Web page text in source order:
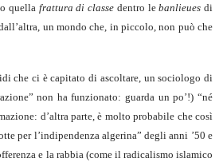
quella frattura di classe dentro lebanlieues di
un mondo che, in piccolo, non può che
che ci è capitato di ascoltare, un sociologo di
non ha funzionato: guarda un po’!) “né
d’altra parte, è molto probabile che così
per l’indipendenza algerina” degli anni ’50 e
e la rabbia (come il radicalismo islamico